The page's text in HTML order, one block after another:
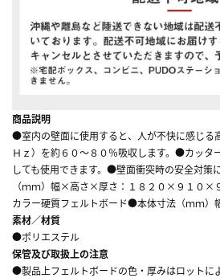
商品説明
●室内の壁面に使用すると、人が不快に感じる
Ｈｚ）を約６０～８０％吸収します。●カッタ
しても使用できます。●壁面衝突時の安全対策
（ｍｍ）幅×高さ×厚さ：１８２０×９１０
カラー硬質フェルトボード●本体寸法（ｍｍ
素材／材質
●ポリエステル
保管及び取扱上の注意
●製品上フェルトボードの色・厚みはロットに